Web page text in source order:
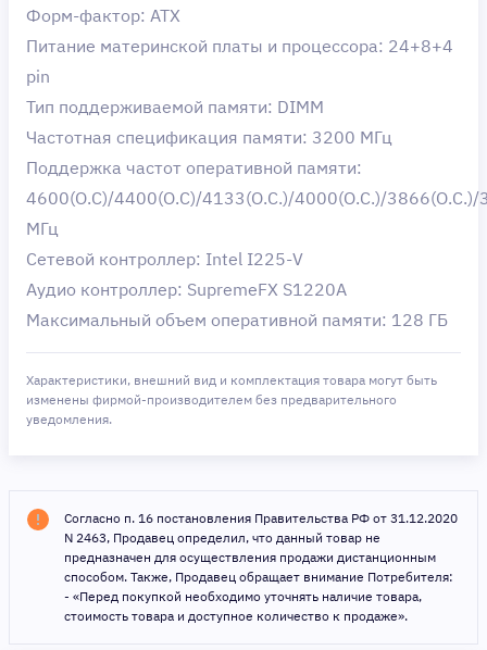
Форм-фактор: ATX
Питание материнской платы и процессора: 24+8+4
pin
Тип поддерживаемой памяти: DIMM
Частотная спецификация памяти: 3200 МГц
Поддержка частот оперативной памяти:
4600(O.C)/4400(O.C)/4133(O.C.)/4000(O.C.)/
МГц
Сетевой контроллер: Intel I225-V
Аудио контроллер: SupremeFX S1220A
Максимальный объем оперативной памяти: 128 ГБ
Характеристики, внешний вид и комплектация товара могут быть
изменены фирмой-производителем без предварительного
уведомления.
Согласно п. 16 постановления Правительства РФ от 31.12.2020
N 2463, Продавец определил, что данный товар не
предназначен для осуществления продажи дистанционным
способом. Также, Продавец обращает внимание Потребителя:
- «Перед покупкой необходимо уточнять наличие товара,
стоимость товара и доступное количество к продаже».